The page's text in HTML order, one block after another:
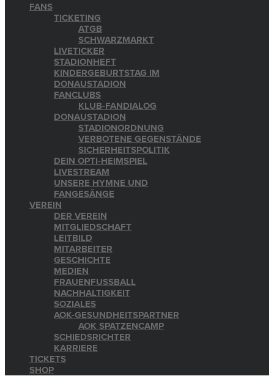
FANS
TICKETING
ATGB
SCHWARZMARKT
LIVETICKER
STADIONHEFT
KINDERGEBURTSTAG IM
DONAUSTADION
FANCLUBS
KLUB-FANDIALOG
DONAUSTADION
STADIONORDNUNG
VERBOTENE GEGENSTÄNDE
SICHERHEITSPOLITIK
DEIN OPTI-HEIMSPIEL
LIVESTREAM
UNSERE HYMNE UND
FANGESÄNGE
VEREIN
DER VEREIN
MITGLIEDSCHAFT
LEITBILD
MITARBEITER
GESCHICHTE
MEDIEN
FRAUENFUSSBALL
NACHHALTIGKEIT
SOZIALES
AOK-GESUNDHEITSPARTNER
AOK SPATZENCAMP
SCHIEDSRICHTER
KARRIERE
TICKETS
SHOP